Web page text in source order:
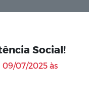
Social!
09/07/2025 às